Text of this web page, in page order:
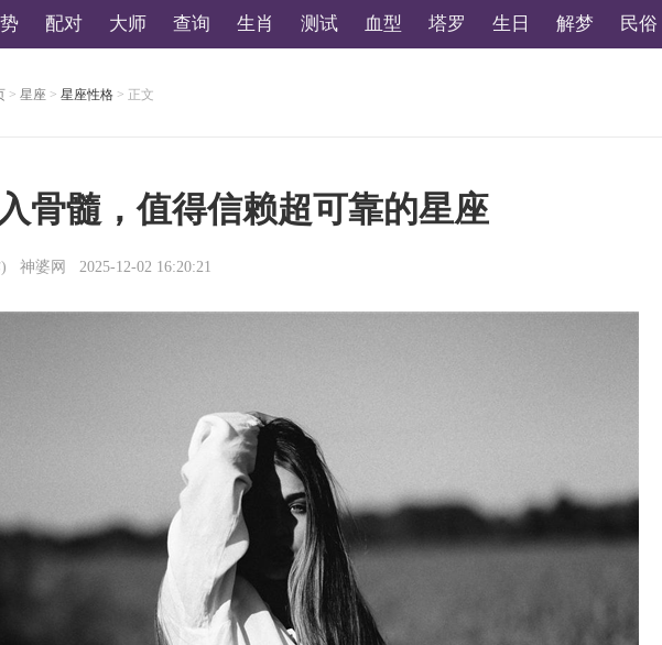
配对 大师 查询 生肖 测试 血型 塔罗 生日 解梦 民俗
> 星座 > 星座性格 > 正文
骨髓，值得信赖超可靠的星座
) 神婆网 2025-12-02 16:20:21